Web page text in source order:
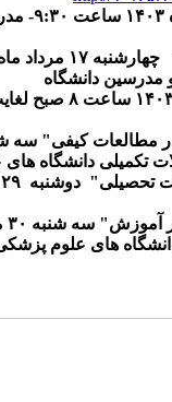
-
چهارشنبه ۱۷ مرداد ماه
دانشگاه
مطالعات کیفی" سه
تکمیلی دانشگاه
تحصیلی" دوشنبه
شنبه ۳۰ مرداد ماه ۱۴۰۳ ساعت ۱۲:۳۰
های علوم